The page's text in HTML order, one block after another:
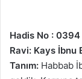
Hadis No : 0394
Ravi: Kays İbnu
Tanım: Habbab